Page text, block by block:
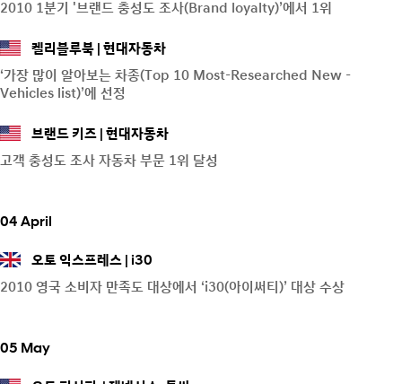
2010 1분기 '브랜드 충성도 조사(Brand loyalty)’에서 1위
켈리블루북 현대자동차
‘가장 많이 알아보는 차종(Top 10 Most-Researched New -
Vehicles list)’에 선정
브랜드 키즈 현대자동차
고객 충성도 조사 자동차 부문 1위 달성
04 April
오토 익스프레스
i30
2010 영국 소비자 만족도 대상에서 ‘i30(아이써티)’ 대상 수상
05 May